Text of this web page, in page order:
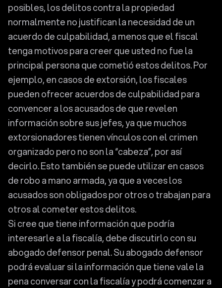
posibles, los delitos contra la propiedad
normalmente no justifican la necesidad de un
acuerdo de culpabilidad, a menos que el fiscal
tenga motivos para creer que usted no fue la
principal persona que cometió estos delitos. Por
ejemplo, en casos de extorsión, los fiscales
pueden ofrecer acuerdos de culpabilidad para
convencer a los acusados de que revelen
información sobre sus jefes, ya que muchos
extorsionadores tienen vínculos con el crimen
organizado pero no son la “cabeza”, por así
decirlo. Esto también se puede utilizar en casos
de robo a mano armada, ya que a veces los
acusados son obligados por otros o trabajan para
otros al cometer estos delitos.
Si cree que tiene información que podría
interesarle a la fiscalía, debe discutirlo con su
abogado defensor penal. Su abogado defensor
podrá evaluar si la información que tiene vale la
pena conversar con la fiscalía y podrá comenzar a